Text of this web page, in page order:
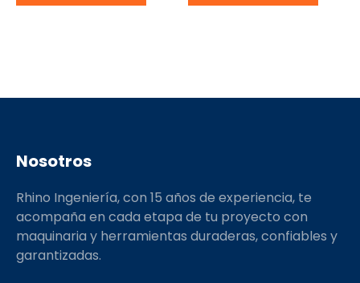
Nosotros
Rhino Ingeniería, con 15 años de experiencia, te
acompaña en cada etapa de tu proyecto con
maquinaria y herramientas duraderas, confiables y
garantizadas.